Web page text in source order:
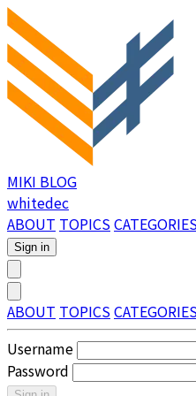
MIKI BLOG
whitedec
ABOUT TOPICS
Sign in
ABOUT TOPICS
Username
Password